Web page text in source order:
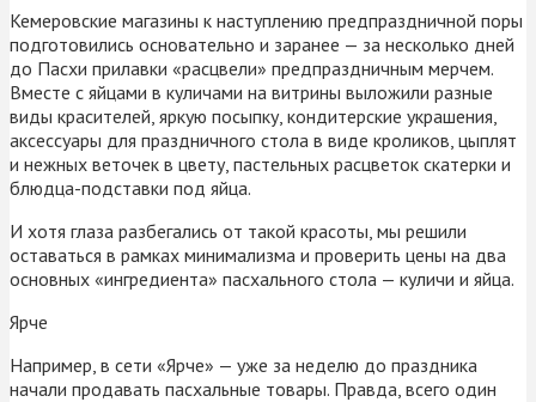
Кемеровские магазины к наступлению предпраздничной поры
подготовились основательно и заранее — за несколько дней
до Пасхи прилавки «расцвели» предпраздничным мерчем.
Вместе с яйцами в куличами на витрины выложили разные
виды красителей, яркую посыпку, кондитерские украшения,
аксессуары для праздничного стола в виде кроликов, цыплят
и нежных веточек в цвету, пастельных расцветок скатерки и
блюдца-подставки под яйца.
И хотя глаза разбегались от такой красоты, мы решили
оставаться в рамках минимализма и проверить цены на два
основных «ингредиента» пасхального стола — куличи и яйца.
Ярче
Например, в сети «Ярче» — уже за неделю до праздника
начали продавать пасхальные товары. Правда, всего один